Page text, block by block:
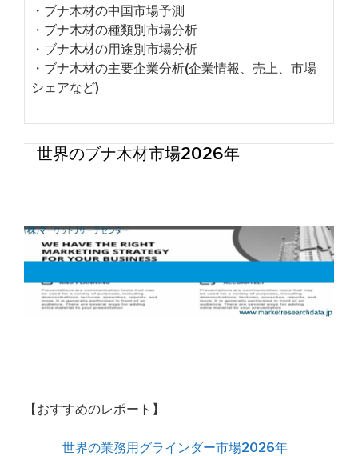
・ブナ木材の中国市場予測
・ブナ木材の種類別市場分析
・ブナ木材の用途別市場分析
・ブナ木材の主要企業分析(企業情報、売上、市場
シェアなど)
世界のブナ木材市場2026年
【おすすめのレポート】
世界の業務用グラインダー市場2026年